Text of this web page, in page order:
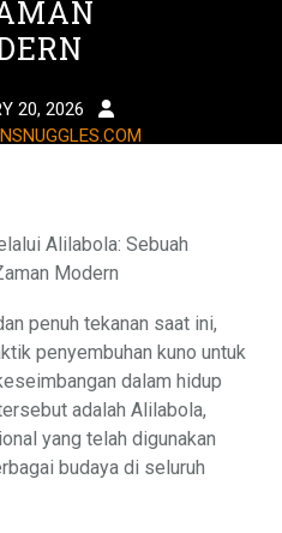
20, 2026
Alilabola: Sebuah
Modern
penuh tekanan saat ini,
penyembuhan kuno untuk
dalam hidup
adalah Alilabola,
yang telah digunakan
budaya di seluruh